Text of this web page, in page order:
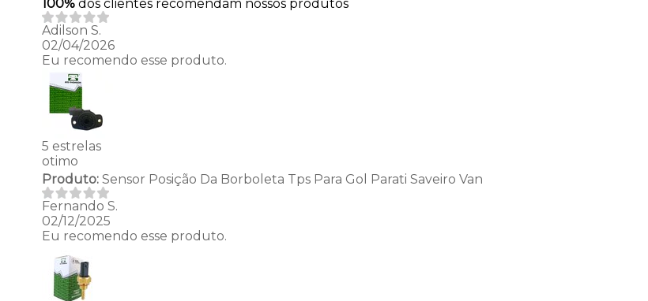
100% dos clientes recomendam nossos produtos
Adilson S.
02/04/2026
Eu recomendo esse produto.
5 estrelas
otimo
Produto: Sensor Posição Da Borboleta Tps Para Gol Parati Saveiro Van
Fernando S.
02/12/2025
Eu recomendo esse produto.